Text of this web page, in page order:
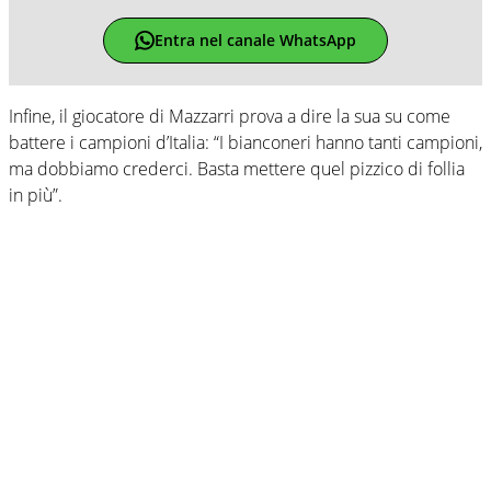
Entra nel canale WhatsApp
Infine, il giocatore di Mazzarri prova a dire la sua su come
battere i campioni d’Italia: “I bianconeri hanno tanti campioni,
ma dobbiamo crederci. Basta mettere quel pizzico di follia
in più”.